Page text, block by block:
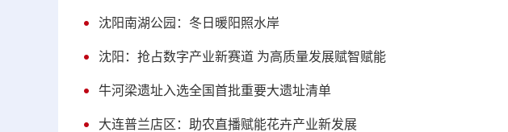
沈阳南湖公园：冬日暖阳照水岸
沈阳：抢占数字产业新赛道 为高质量发展赋智赋能
牛河梁遗址入选全国首批重要大遗址清单
大连普兰店区：助农直播赋能花卉产业新发展